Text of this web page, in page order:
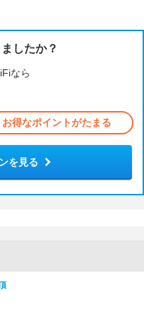
したか？
なら
お得なポイントがたまる
を見る